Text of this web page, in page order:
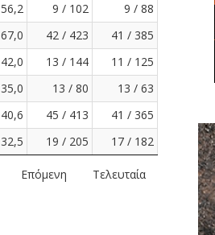
56,2 9 / 102
9 / 88
67,0 42 / 423
41 / 385
42,0 13 / 144
11 / 125
35,0 13 / 80
13 / 63
40,6 45 / 413
41 / 365
32,5 19 / 205 17 / 182
Επόμενη Τελευταία